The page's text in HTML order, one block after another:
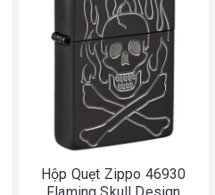
Hộp Quẹt Zippo 46930
Flaming Skull Design